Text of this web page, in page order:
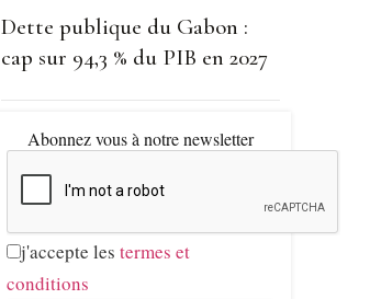
Dette publique du Gabon :
cap sur 94,3 % du PIB en 2027
Abonnez vous à notre newsletter
j'accepte les termes et
conditions